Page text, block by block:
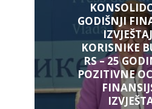
GODIŠNJI
KORISNIKE
RS – 25
POZITIVNE